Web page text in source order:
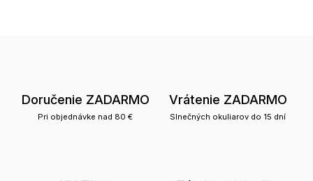
Doručenie ZADARMO
Pri objednávke nad 80 €
Vrátenie ZADARMO
Slnečných okuliarov do 15 dní